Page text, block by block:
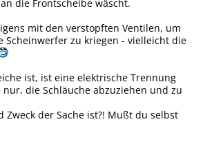
die Frontscheibe wäscht.
mit den verstopften Ventilen, um
Scheinwerfer zu kriegen - vielleicht die
ist, ist eine elektrische Trennung
die Schläuche abzuziehen und zu
Zweck der Sache ist?! Mußt du selbst